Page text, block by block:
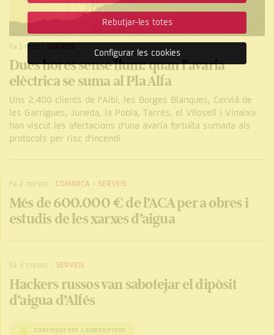
Fa 1 mes
Dues hores sense llum: quan l'avaria
elèctrica se suma al Pla Alfa
Uns 2.400 clients de l'Albi, les Borges Blanques, Cervià de
les Garrigues, Juneda, la Pobla, Tarrés, el Vilosell i Vinaixa
han viscut les afectacions d’una avaria fortuïta sumada als
protocols per risc d’incendi.
Fa 2 mesos - COMARCA - SERVEIS
Més de 600.000 € de l’ACA per a obres i
estudis de les xarxes d’aigua
Fa 3 mesos - SERVEIS
Hackers russos van sabotejar el dipòsit
d’aigua d’Alfés
CONTINGUT PER A SUBSCRIPTORS
Rebutjar-les totes
Configurar les cookies